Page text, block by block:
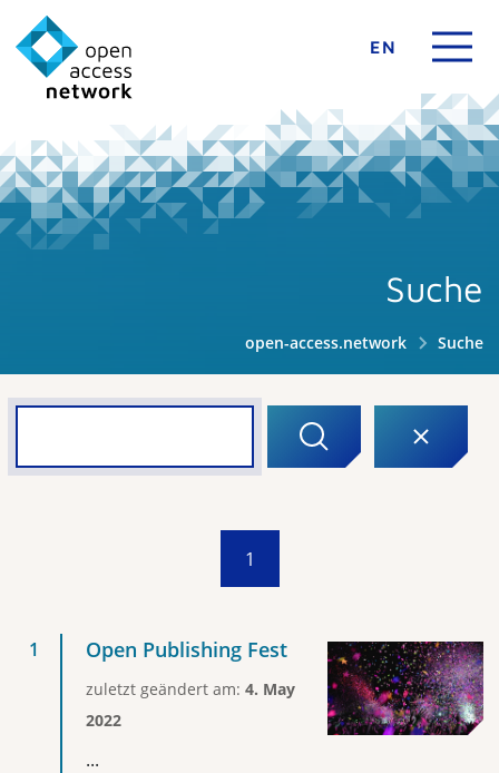
EN
Suche
open-access.network Suche
1
Open Publishing Fest
zuletzt geändert am: 4. May
2022
...